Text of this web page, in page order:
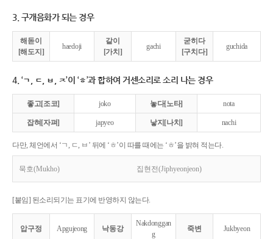
3. 구개음화가 되는 경우
해돋이
[해도지]
haedoji
같이
[가치]
gachi
굳히다
[구치다]
guchida
4. ‘ㄱ, ㄷ, ㅂ, ㅈ’이 ‘ㅎ’과 합하여 거센소리로 소리 나는 경우
좋고[조코] joko 놓다[노타] nota
잡혀[자펴] japyeo 낳지[나치] nachi
다만, 체언에서 ‘ㄱ, ㄷ, ㅂ’ 뒤에 ‘ㅎ’이 따를 때에는 ‘ㅎ’을 밝혀 적는다.
묵호(Mukho) 집현전(Jiphyeonjeon)
[붙임] 된소리되기는 표기에 반영하지 않는다.
압구정 Apgujeong 낙동강
Nakdonggan
g
죽변 Jukbyeon